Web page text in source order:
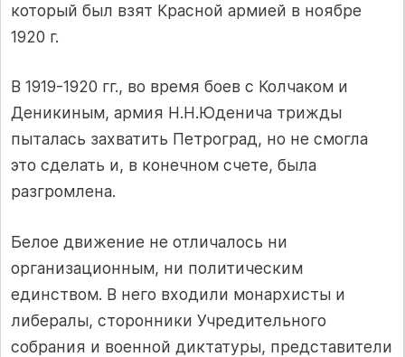
который был взят Красной армией в ноябре
1920 г.
В 1919-1920 гг., во время боев с Колчаком и
Деникиным, армия Н.Н.Юденича трижды
пыталась захватить Петроград, но не смогла
это сделать и, в конечном счете, была
разгромлена.
Белое движение не отличалось ни
организационным, ни политическим
единством. В него входили монархисты и
либералы, сторонники Учредительного
собрания и военной диктатуры, представители